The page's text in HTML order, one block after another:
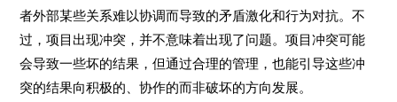
者外部某些关系难以协调而导致的矛盾激化和行为对抗。不
过，项目出现冲突，并不意味着出现了问题。项目冲突可能
会导致一些坏的结果，但通过合理的管理，也能引导这些冲
突的结果向积极的、协作的而非破坏的方向发展。